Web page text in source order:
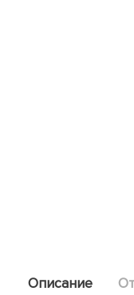
Описание